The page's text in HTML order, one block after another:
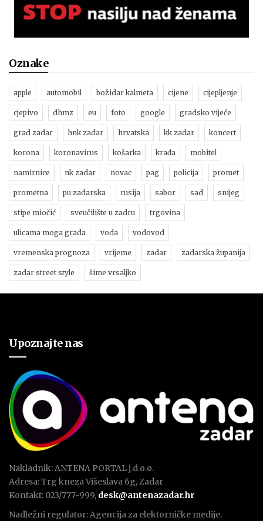
Oznake
apple automobil božidar kalmeta cijene cijepljenje
cjepivo dhmz eu foto google gradsko vijeće
grad zadar hnk zadar hrvatska kk zadar koncert
korona koronavirus košarka krađa mobitel
namirnice nk zadar novac pag policija promet
prometna pu zadarska rusija sabor sad snijeg
stipe miočić sveučilište u zadru trgovina
ulicama moga grada voda vodovod
vremenska prognoza vrijeme zadar zadarska županija
zadar street style šime vrsaljko
Upoznajte nas
Nakladnik: ANTENA PORTAL j.d.o.o.
Adresa: Trg kneza Višeslava 6g, Zadar
Kontakt: 023/777-999, desk@antenazadar.hr
Nadležni regulator: Agencija za elektorničke medije.